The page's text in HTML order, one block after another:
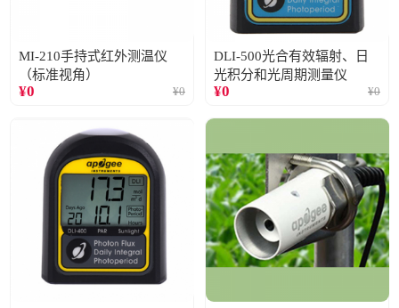
MI-210手持式红外测温仪
（标准视角）
¥0 ¥0
DLI-500光合有效辐射、日
光积分和光周期测量仪
¥0 ¥0